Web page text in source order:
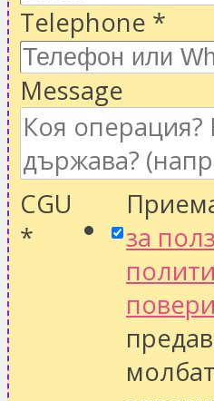
Telephone *
Message
CGU
*
за